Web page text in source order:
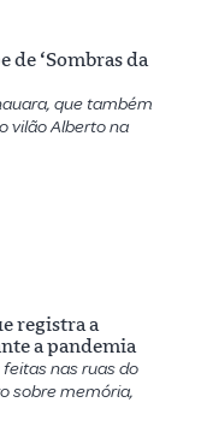
de ‘Sombras da
que também
vilão Alberto na
registra a
a pandemia
nas ruas do
sobre memória,